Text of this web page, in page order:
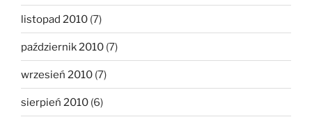
listopad 2010 (7)
październik 2010 (7)
wrzesień 2010 (7)
sierpień 2010 (6)